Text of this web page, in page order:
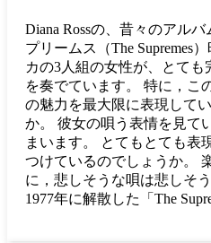
Diana Rossの、昔々のアル
プリームス（The Supremes
カの3人組の女性が、とて
を奏でています。 特に，こ
の魅力を最大限に表現して
か。 彼女の唄う表情を見て
まいます。 とてもとても表
つけているのでしょうか。
に，悲しそうな唄は悲しそ
1977年に解散した「The